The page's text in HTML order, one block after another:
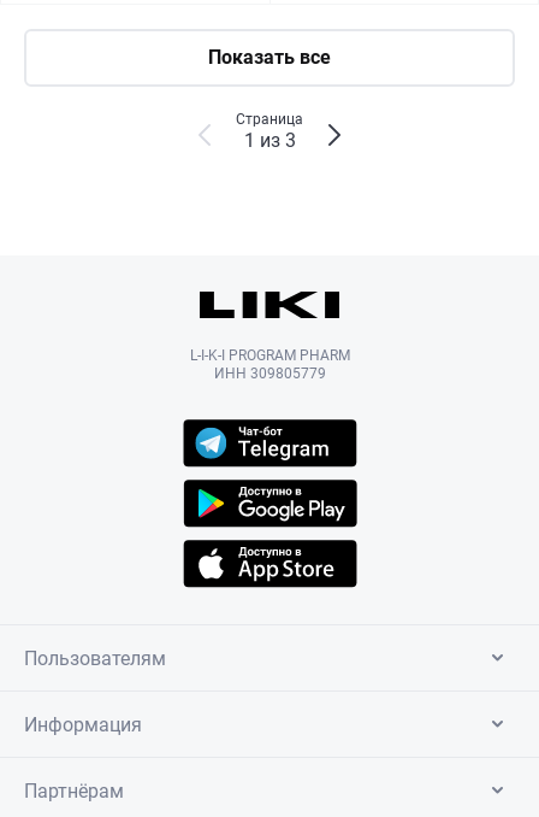
Показать все
Страница
1 из 3
L-I-K-I PROGRAM PHARM
ИНН 309805779
Пользователям
Информация
Партнёрам